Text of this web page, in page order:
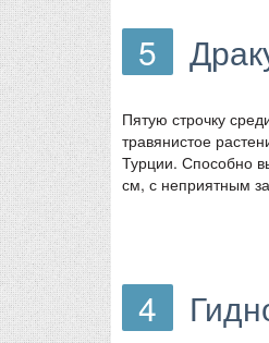
5
Пятую строчку
травянистое
Турции. Способно
см, с неприятным
4